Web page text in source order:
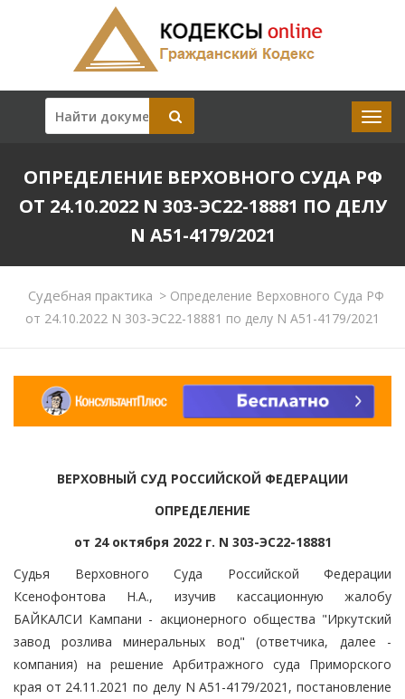
ОПРЕДЕЛЕНИЕ ВЕРХОВНОГО СУДА РФ
ОТ 24.10.2022 N 303-ЭС22-18881 ПО ДЕЛУ
N А51-4179/2021
Судебная практика >Определение Верховного Суда РФ
от 24.10.2022 N 303-ЭС22-18881 по делу N А51-4179/2021
ВЕРХОВНЫЙ СУД РОССИЙСКОЙ ФЕДЕРАЦИИ
ОПРЕДЕЛЕНИЕ
от 24 октября 2022 г. N 303-ЭС22-18881
Судья Верховного Суда Российской Федерации
Ксенофонтова Н.А., изучив кассационную жалобу
БАЙКАЛСИ Кампани - акционерного общества "Иркутский
завод розлива минеральных вод" (ответчика, далее -
компания) на решение Арбитражного суда Приморского
края от 24.11.2021 по делу N А51-4179/2021, постановление